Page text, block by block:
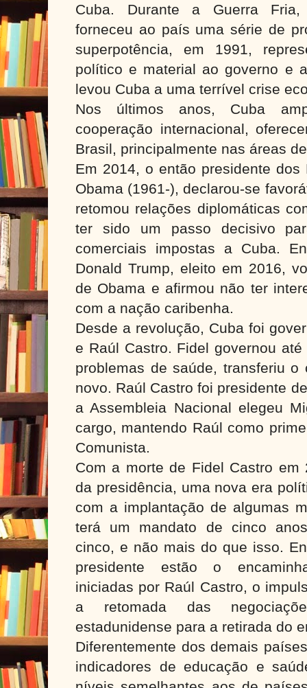
Cuba. Durante a Guerra
forneceu ao país uma série de
superpotência, em 1991,
político e material ao governo e
levou Cuba a uma terrível crise
Nos últimos anos, Cuba
cooperação internacional,
Brasil, principalmente nas áreas
Em 2014, o então presidente dos
Obama (1961-), declarou-se
retomou relações diplomáticas
ter sido um passo decisivo
comerciais impostas a Cuba.
Donald Trump, eleito em 2016,
de Obama e afirmou não ter
com a nação caribenha.
Desde a revolução, Cuba foi
e Raúl Castro. Fidel governou
problemas de saúde, transferiu
novo. Raúl Castro foi presidente
a Assembleia Nacional elegeu
cargo, mantendo Raúl como
Comunista.
Com a morte de Fidel Castro
da presidência, uma nova era
com a implantação de algumas
terá um mandato de cinco
cinco, e não mais do que isso.
presidente estão o
iniciadas por Raúl Castro, o
a retomada das
estadunidense para a retirada do
Diferentemente dos demais
indicadores de educação e